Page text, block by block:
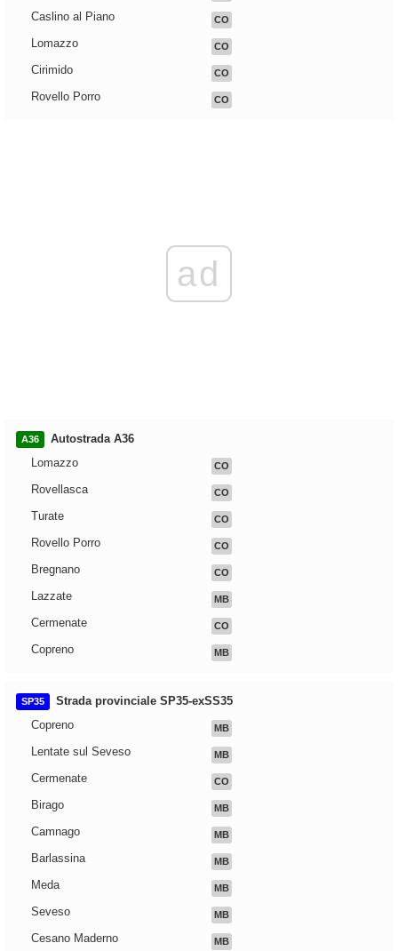
Caslino al Piano CO
Lomazzo CO
Cirimido CO
Rovello Porro CO
ad
A36
Autostrada A36
Lomazzo
CO
Rovellasca CO
Turate CO
Rovello Porro CO
Bregnano CO
Lazzate MB
Cermenate CO
Copreno MB
SP35
Strada provinciale SP35-exSS35
Copreno
MB
Lentate sul Seveso MB
Cermenate CO
Birago MB
Camnago MB
Barlassina MB
Meda MB
Seveso MB
Cesano Maderno MB